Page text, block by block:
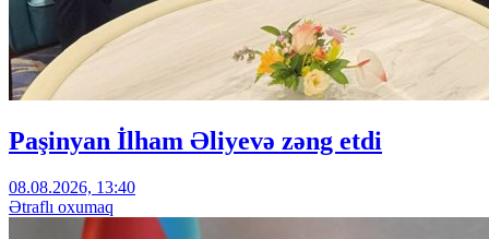
Paşinyan İlham Əliyevə zəng etdi
08.08.2026, 13:40
Ətraflı oxumaq